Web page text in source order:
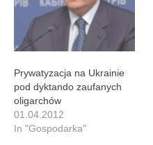
Prywatyzacja na Ukrainie
pod dyktando zaufanych
oligarchów
01.04.2012
In "Gospodarka"